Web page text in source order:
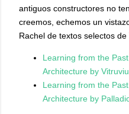
antiguos constructores no
creemos, echemos un
Rachel de textos selectos
Learning from the
Architecture by
Learning from the
Architecture by